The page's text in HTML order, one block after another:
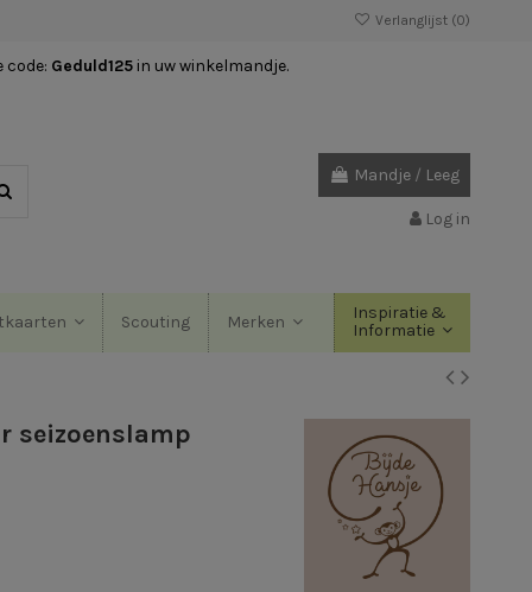
Verlanglijst (0)
code: Geduld125 in uw winkelmandje.
Mandje / Leeg
Log in
Scouting Merken
Inspiratie &
Informatie
seizoenslamp